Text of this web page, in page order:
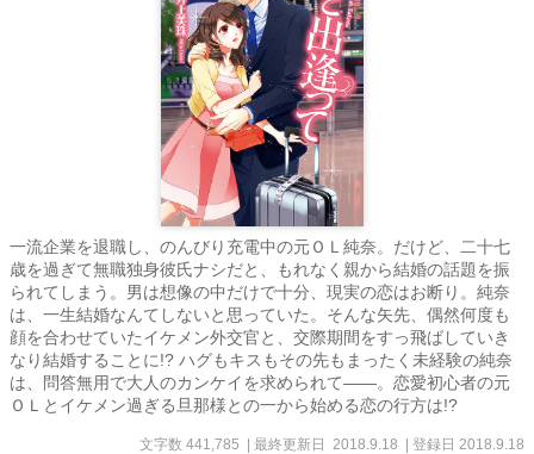
一流企業を退職し、のんびり充電中の元ＯＬ純奈。だけど、二十七
歳を過ぎて無職独身彼氏ナシだと、もれなく親から結婚の話題を振
られてしまう。男は想像の中だけで十分、現実の恋はお断り。純奈
は、一生結婚なんてしないと思っていた。そんな矢先、偶然何度も
顔を合わせていたイケメン外交官と、交際期間をすっ飛ばしていき
なり結婚することに!? ハグもキスもその先もまったく未経験の純奈
は、問答無用で大人のカンケイを求められて――。恋愛初心者の元
ＯＬとイケメン過ぎる旦那様との一から始める恋の行方は!?
文字数 441,785 | 最終更新日 2018.9.18 | 登録日 2018.9.18